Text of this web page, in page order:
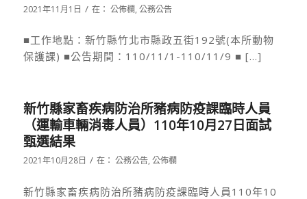
2021年11月1日 / 在： 公佈欄, 公務公告
■工作地點：新竹縣竹北市縣政五街192號(本所動物
保護課) ■公告期間：110/11/1-110/11/9 ■ […]
新竹縣家畜疾病防治所豬病防疫課臨時人員
（運輸車輛消毒人員）110年10月27日面試
甄選結果
2021年10月28日 / 在： 公務公告, 公佈欄
新竹縣家畜疾病防治所豬病防疫課臨時人員110年10